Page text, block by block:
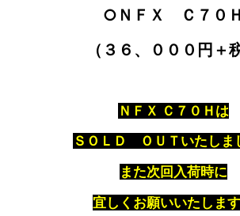
○ＮＦＸ Ｃ７０
（３６、０００円＋
ＮＦＸ Ｃ７０Ｈは
ＳＯＬＤ ＯＵＴいたしま
また次回入荷時に
宜しくお願いいたしま